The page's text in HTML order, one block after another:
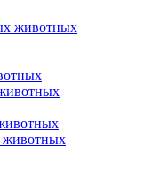
животных
животных